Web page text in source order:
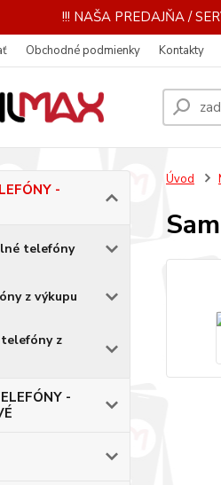
!!! NAŠA PREDAJŇA /
Obchodné podmienky Kontakty
-
telefóny
z výkupu
telefóny z
-
Úvod